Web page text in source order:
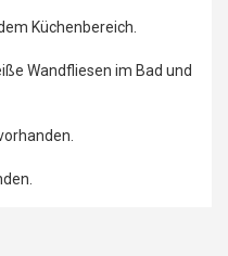
Küchenbereich.
Wandfliesen im Bad und